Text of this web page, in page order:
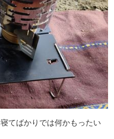
てばかりでは何かもったい